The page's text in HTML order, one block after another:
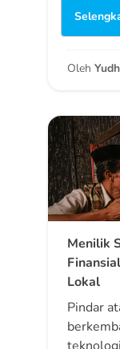
Oleh
Menilik
Lokal
Pindar